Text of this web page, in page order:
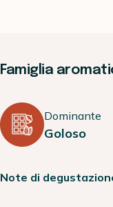
Famiglia
Dominante
Goloso
Note di